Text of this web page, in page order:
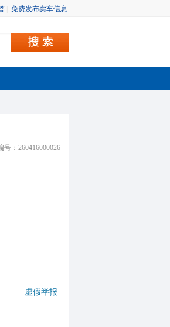
免费发布卖车信息
号：260416000026
虚假举报